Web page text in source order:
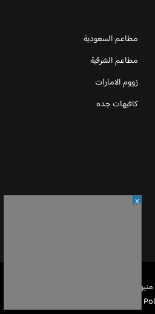
مطاعم السعودية
مطاعم الشرقية
زووم الامارات
كافيهات جده
السعودية © 2026 -
X